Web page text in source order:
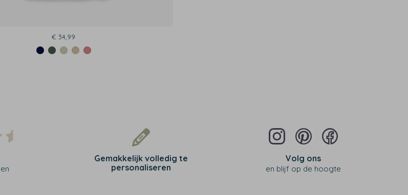
€ 34,99
Gemakkelijk volledig te
personaliseren
Volg ons
en blijf op de hoogte